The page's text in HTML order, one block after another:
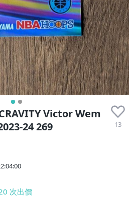
Victor Wem
24 269
13
次出價